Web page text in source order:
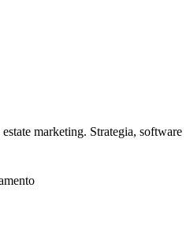
marketing. Strategia, software